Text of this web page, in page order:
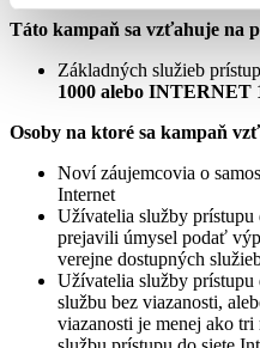
Táto kampaň sa vzťahuje na
Základných služieb
1000 alebo INTERNET
Osoby na ktoré sa kampaň
Noví záujemcovia o
Internet
Užívatelia služby prístupu
prejavili úmysel podať
verejne dostupných
Užívatelia služby
službu bez viazanosti,
viazanosti je menej ako